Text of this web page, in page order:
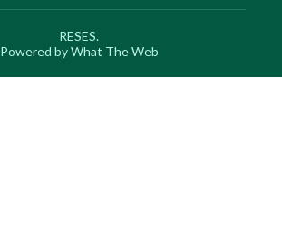
RESES.
Powered by What The Web